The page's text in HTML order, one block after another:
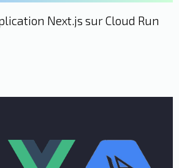
Next.js sur Cloud Run